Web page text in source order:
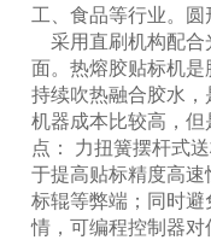
工、食品等行业。圆
采用直刷机构配合
面。热熔胶贴标机
持续吹热融合胶水
机器成本比较高，
点： 力扭簧摆杆式
于提高贴标精度高
标辊等弊端；同时
情，可编程控制器